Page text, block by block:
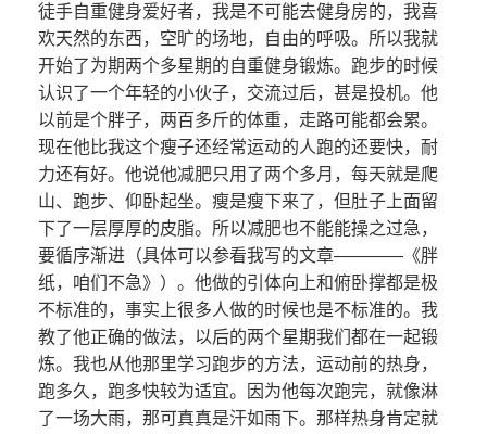
徒手自重健身爱好者，我是不可能去健身房的，我喜
欢天然的东西，空旷的场地，自由的呼吸。所以我就
开始了为期两个多星期的自重健身锻炼。跑步的时候
认识了一个年轻的小伙子，交流过后，甚是投机。他
以前是个胖子，两百多斤的体重，走路可能都会累。
现在他比我这个瘦子还经常运动的人跑的还要快，耐
力还有好。他说他减肥只用了两个多月，每天就是爬
山、跑步、仰卧起坐。瘦是瘦下来了，但肚子上面留
下了一层厚厚的皮脂。所以减肥也不能能操之过急，
要循序渐进（具体可以参看我写的文章————《胖
纸，咱们不急》）。他做的引体向上和俯卧撑都是极
不标准的，事实上很多人做的时候也是不标准的。我
教了他正确的做法，以后的两个星期我们都在一起锻
炼。我也从他那里学习跑步的方法，运动前的热身，
跑多久，跑多快较为适宜。因为他每次跑完，就像淋
了一场大雨，那可真真是汗如雨下。那样热身肯定就